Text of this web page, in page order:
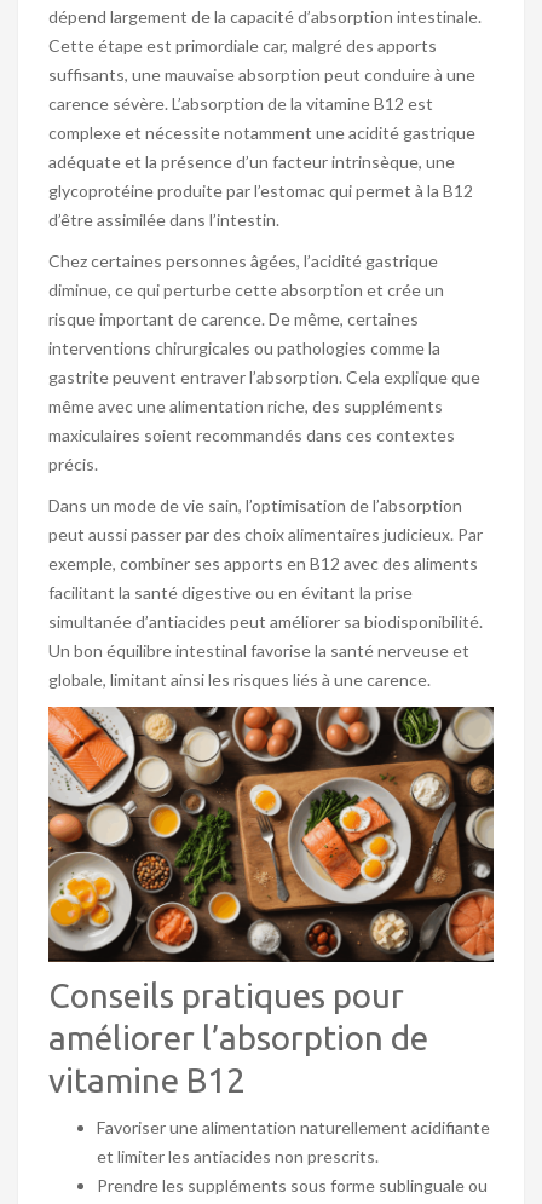
dépend largement de la capacité d’absorption intestinale.
Cette étape est primordiale car, malgré des apports
suffisants, une mauvaise absorption peut conduire à une
carence sévère. L’absorption de la vitamine B12 est
complexe et nécessite notamment une acidité gastrique
adéquate et la présence d’un facteur intrinsèque, une
glycoprotéine produite par l’estomac qui permet à la B12
d’être assimilée dans l’intestin.
Chez certaines personnes âgées, l’acidité gastrique
diminue, ce qui perturbe cette absorption et crée un
risque important de carence. De même, certaines
interventions chirurgicales ou pathologies comme la
gastrite peuvent entraver l’absorption. Cela explique que
même avec une alimentation riche, des suppléments
maxiculaires soient recommandés dans ces contextes
précis.
Dans un mode de vie sain, l’optimisation de l’absorption
peut aussi passer par des choix alimentaires judicieux. Par
exemple, combiner ses apports en B12 avec des aliments
facilitant la santé digestive ou en évitant la prise
simultanée d’antiacides peut améliorer sa biodisponibilité.
Un bon équilibre intestinal favorise la santé nerveuse et
globale, limitant ainsi les risques liés à une carence.
Conseils pratiques pour
améliorer l’absorption de
vitamine B12
Favoriser une alimentation naturellement acidifiante
et limiter les antiacides non prescrits.
Prendre les suppléments sous forme sublinguale ou